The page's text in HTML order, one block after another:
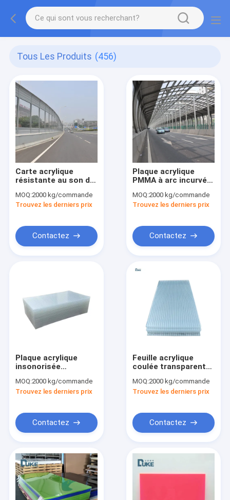
Tous Les Produits (456)
Carte acrylique
résistante au son de
MOQ:2000 kg/commande
Trouvez les derniers prix
Contactez
Plaque acrylique
PMMA à arc incurvé
MOQ:2000 kg/commande
Trouvez les derniers prix
Contactez
Plaque acrylique
insonorisée
mm coulée sur
mesure Plaque PMMA
MOQ:2000 kg/commande
Trouvez les derniers prix
Contactez
Feuille acrylique
coulée transparente
chemin de fer de
transmission de 93 %
MOQ:2000 kg/commande
Trouvez les derniers prix
Contactez